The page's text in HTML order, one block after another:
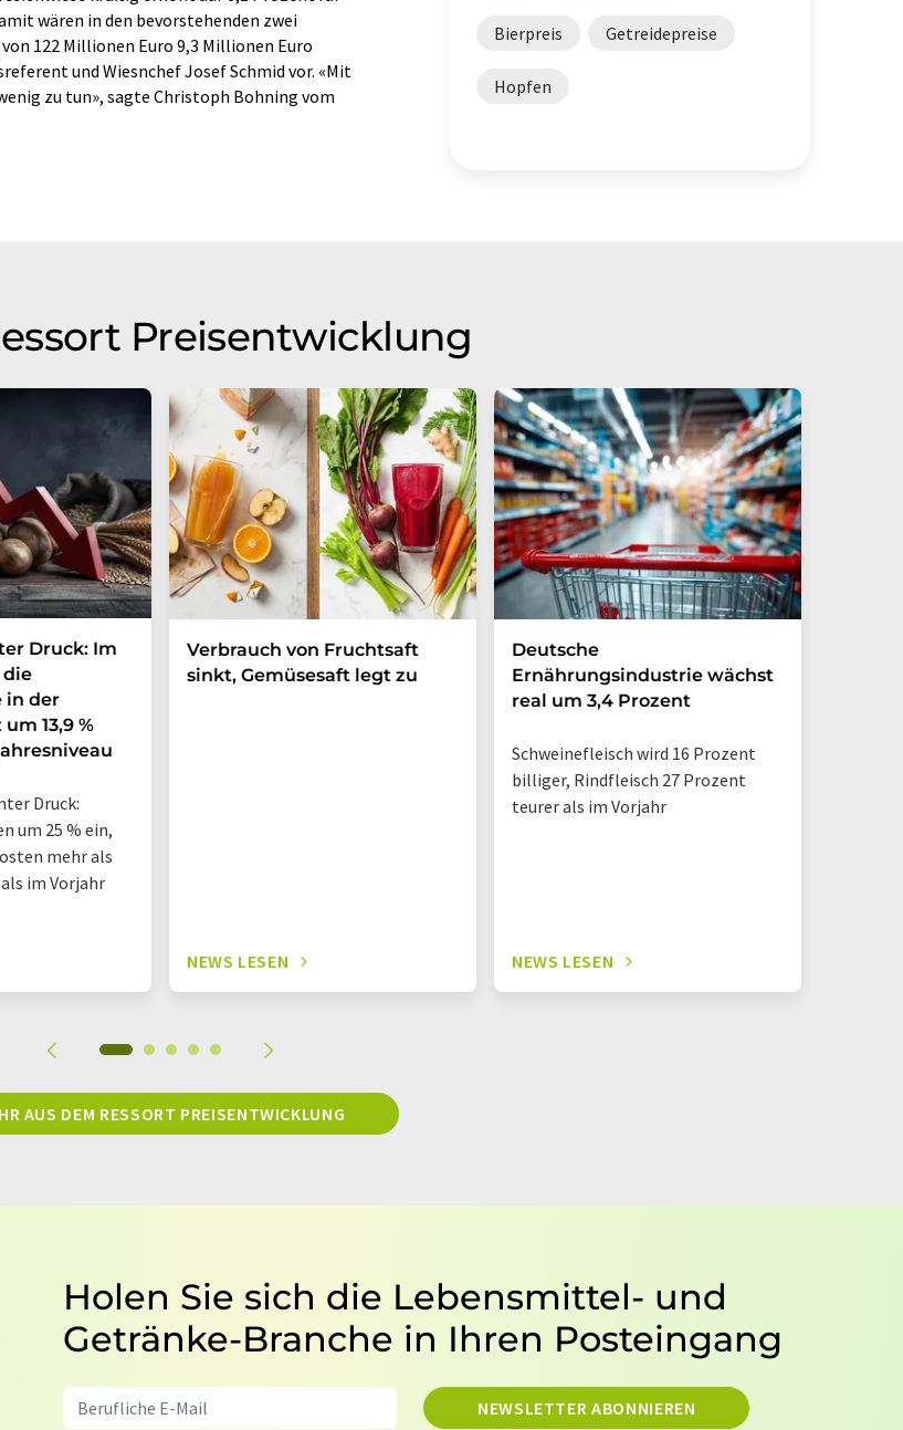
wären in den bevorstehenden zwei
122 Millionen Euro 9,3 Millionen Euro
und Wiesnchef Josef Schmid vor. «Mit
zu tun», sagte Christoph Bohning vom
Bierpreis Getreidepreise
Hopfen
Preisentwicklung
Druck: Im
die
in der
13,9 %
Druck:
um 25 % ein,
mehr als
im Vorjahr
Verbrauch von Fruchtsaft
sinkt, Gemüsesaft legt zu
NEWS LESEN
Deutsche
Ernährungsindustrie wächst
real um 3,4 Prozent
Schweinefleisch wird 16 Prozent
billiger, Rindfleisch 27 Prozent
teurer als im Vorjahr
NEWS LESEN
AUS DEM RESSORT PREISENTWICKLUNG
Holen Sie sich die Lebensmittel- und
Getränke-Branche in Ihren Posteingang
NEWSLETTER ABONNIEREN